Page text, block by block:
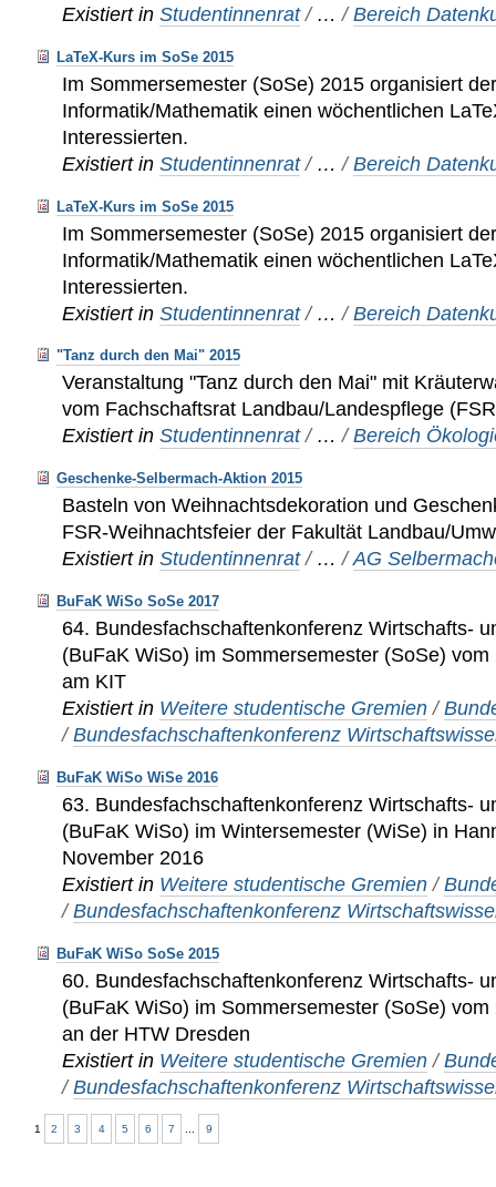
Existiert in Studentinnenrat / …/Bereich
LaTeX-Kurs im SoSe 2015
Im Sommersemester (SoSe) 2015 organisiert
Informatik/Mathematik einen wöchentlichen
Interessierten.
Existiert in Studentinnenrat / …/Bereich
LaTeX-Kurs im SoSe 2015
Im Sommersemester (SoSe) 2015 organisiert
Informatik/Mathematik einen wöchentlichen
Interessierten.
Existiert in Studentinnenrat / …/Bereich
"Tanz durch den Mai" 2015
Veranstaltung "Tanz durch den Mai" mit
vom Fachschaftsrat Landbau/Landespflege
Existiert in Studentinnenrat / …/Bereich
Geschenke-Selbermach-Aktion 2015
Basteln von Weihnachtsdekoration und
FSR-Weihnachtsfeier der Fakultät Landbau/
Existiert in Studentinnenrat / …/AG
BuFaK WiSo SoSe 2017
64. Bundesfachschaftenkonferenz Wirtschafts-
(BuFaK WiSo) im Sommersemester (SoSe)
am KIT
Existiert in Weitere studentische Gremien /
/Bundesfachschaftenkonferenz
BuFaK WiSo WiSe 2016
63. Bundesfachschaftenkonferenz Wirtschafts-
(BuFaK WiSo) im Wintersemester (WiSe) in
November 2016
Existiert in Weitere studentische Gremien /
/Bundesfachschaftenkonferenz
BuFaK WiSo SoSe 2015
60. Bundesfachschaftenkonferenz Wirtschafts-
(BuFaK WiSo) im Sommersemester (SoSe)
an der HTW Dresden
Existiert in Weitere studentische Gremien /
/Bundesfachschaftenkonferenz
1 2 3 4 5 6 7 9